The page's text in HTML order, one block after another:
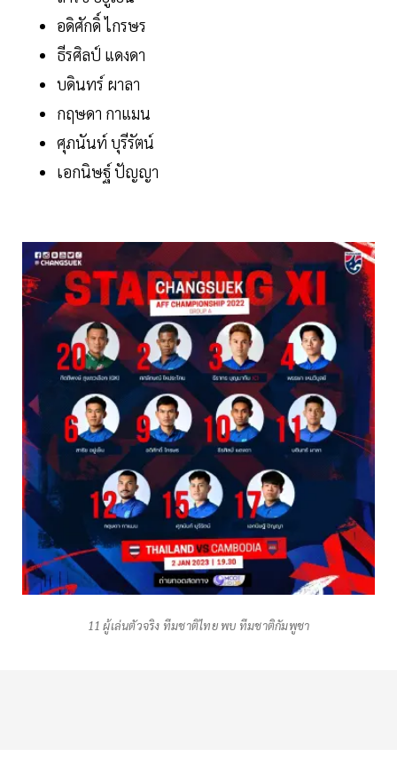
อดิศักดิ์ ไกรษร
ธีรศิลป์ แดงดา
บดินทร์ ผาลา
กฤษดา กาแมน
ศุภนันท์ บุรีรัตน์
เอกนิษฐ์ ปัญญา
11 ผู้เล่นตัวจริง ทีมชาติไทย พบ ทีมชาติกัมพูชา